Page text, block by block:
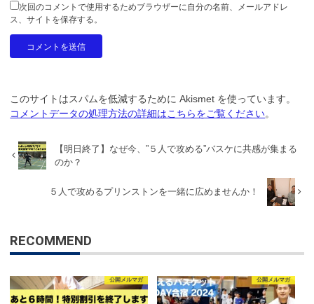
次回のコメントで使用するためブラウザーに自分の名前、メールアドレ
ス、サイトを保存する。
このサイトはスパムを低減するために Akismet を使っています。
コメントデータの処理方法の詳細はこちらをご覧ください。
【明日終了】なぜ今、”５人で攻める”バスケに共感が集まる
のか？
５人で攻めるプリンストンを一緒に広めませんか！
RECOMMEND
公開メルマガ 公開メルマガ